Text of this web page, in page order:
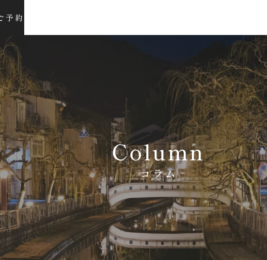
予約
Column
コラム